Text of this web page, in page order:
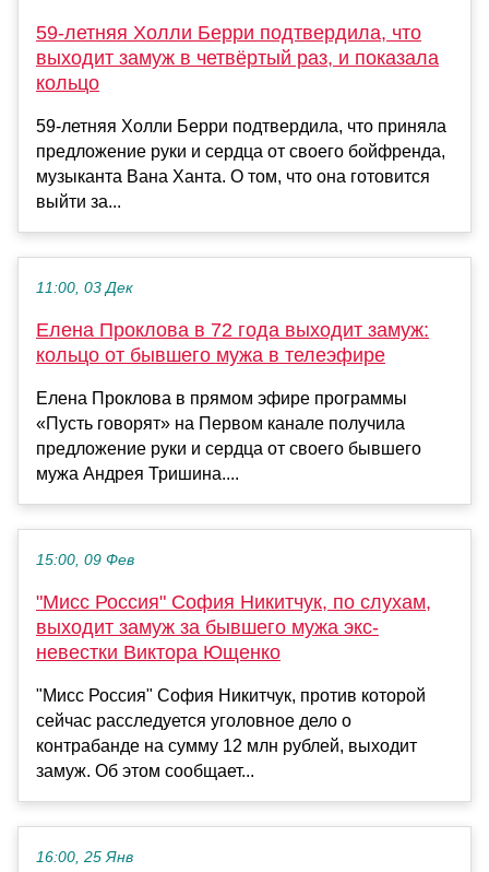
59-летняя Холли Берри подтвердила, что
выходит замуж в четвёртый раз, и показала
кольцо
59-летняя Холли Берри подтвердила, что приняла
предложение руки и сердца от своего бойфренда,
музыканта Вана Ханта. О том, что она готовится
выйти за...
11:00, 03 Дек
Елена Проклова в 72 года выходит замуж:
кольцо от бывшего мужа в телеэфире
Елена Проклова в прямом эфире программы
«Пусть говорят» на Первом канале получила
предложение руки и сердца от своего бывшего
мужа Андрея Тришина....
15:00, 09 Фев
"Мисс Россия" София Никитчук, по слухам,
выходит замуж за бывшего мужа экс-
невестки Виктора Ющенко
"Мисс Россия" София Никитчук, против которой
сейчас расследуется уголовное дело о
контрабанде на сумму 12 млн рублей, выходит
замуж. Об этом сообщает...
16:00, 25 Янв